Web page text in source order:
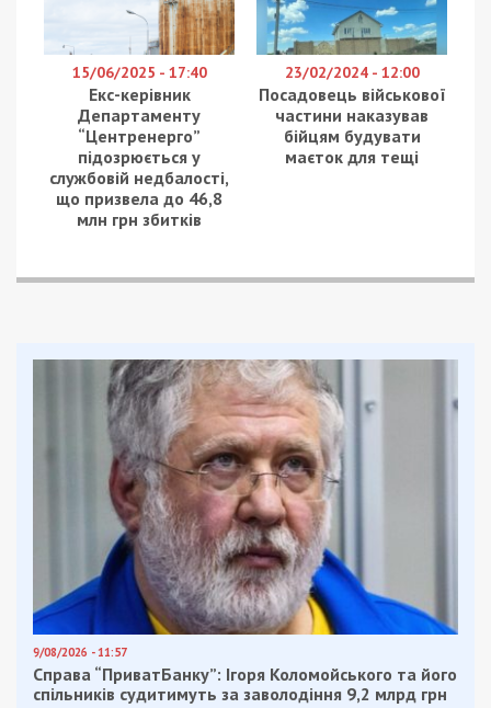
Потерпала й Синельниківщина. На
Маломихайлівську громаду росіяни скерували
ракету. По Слов’янській та Брагинівській били
КАБами та БпЛА. Руйнування зафіксовані на
сільгосппідприємствах. На одному з них вогнем
охопило соняшник. Головне – вціліли мешканці.
Не вщухали обстріли на Нікопольщині. Під
прицілом противника були райцентр, Покровська,
Марганецька, Мирівська та Червоногригорівська
громади. Пошкоджені інфраструктура, декілька
підприємств, 3 приватні будинки, господарська
споруда, гараж, авто. Зачепило лінії
електропередач і газогін. Минулося без
поранених.